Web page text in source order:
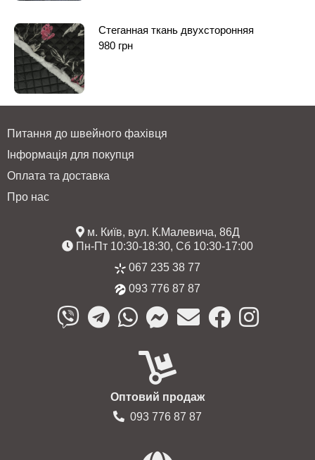
Стеганная ткань двухсторонняя
980 грн
Питання до швейного фахівця
Інформація для покупця
Оплата та доставка
Про нас
м. Київ, вул. К.Малевича, 86Д
Пн-Пт 10:30-18:30, Сб 10:30-17:00
067 235 38 77
093 776 87 87
Оптовий продаж
093 776 87 87